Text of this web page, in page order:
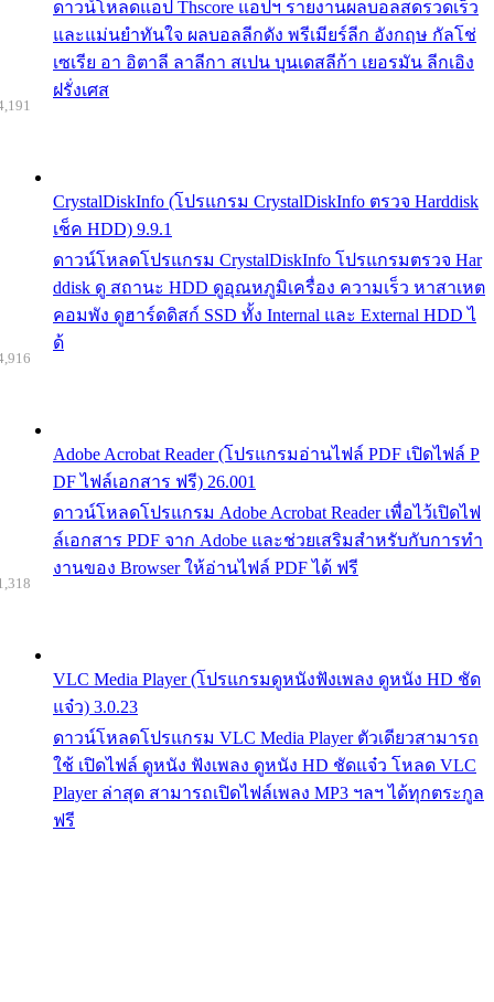
ดาวน์โหลดแอป Thscore แอปฯ รายงานผลบอลสดรวดเร็ว
และแม่นยำทันใจ ผลบอลลีกดัง พรีเมียร์ลีก อังกฤษ กัลโช่
เซเรีย อา อิตาลี ลาลีกา สเปน บุนเดสลีก้า เยอรมัน ลีกเอิง
ฝรั่งเศส
CrystalDiskInfo (โปรแกรม CrystalDiskInfo ตรวจ Harddisk
เช็ค HDD) 9.9.1
ดาวน์โหลดโปรแกรม CrystalDiskInfo โปรแกรมตรวจ Har
ddisk ดู สถานะ HDD ดูอุณหภูมิเครื่อง ความเร็ว หาสาเหต
คอมพัง ดูฮาร์ดดิสก์ SSD ทั้ง Internal และ External HDD ไ
ด้
Adobe Acrobat Reader (โปรแกรมอ่านไฟล์ PDF เปิดไฟล์ P
DF ไฟล์เอกสาร ฟรี) 26.001
ดาวน์โหลดโปรแกรม Adobe Acrobat Reader เพื่อไว้เปิดไฟ
ล์เอกสาร PDF จาก Adobe และช่วยเสริมสำหรับกับการทำ
งานของ Browser ให้อ่านไฟล์ PDF ได้ ฟรี
VLC Media Player (โปรแกรมดูหนังฟังเพลง ดูหนัง HD ชัด
แจ๋ว) 3.0.23
ดาวน์โหลดโปรแกรม VLC Media Player ตัวเดียวสามารถ
ใช้ เปิดไฟล์ ดูหนัง ฟังเพลง ดูหนัง HD ชัดแจ๋ว โหลด VLC
Player ล่าสุด สามารถเปิดไฟล์เพลง MP3 ฯลฯ ได้ทุกตระกูล
ฟรี